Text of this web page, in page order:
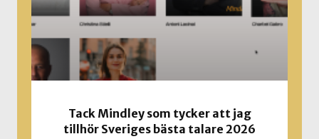
Tack Mindley som tycker att jag
tillhör Sveriges bästa talare 2026